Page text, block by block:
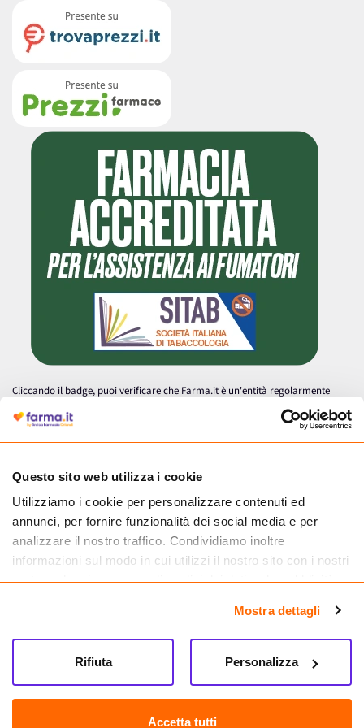
Questo sito web utilizza i cookie
Utilizziamo i cookie per personalizzare contenuti ed
annunci, per fornire funzionalità dei social media e per
analizzare il nostro traffico. Condividiamo inoltre
informazioni sul modo in cui utilizzi il nostro sito con i nostri
partner che si occupano di analisi dei dati web, pubblicità e
informazioni che hai fornito loro o che hanno raccolto dal
tuo utilizzo dei loro servizi.
Mostra dettagli
Accetta tutti
Personalizza
Rifiuta
Cliccando il badge, puoi verificare che Farma.it è un'entità regolarmente
autorizzata dal Ministero della Salute a effettuare la vendita online di
medicinali.
Farma.it S.a.s. P. IVA 07417261216 REA: NA-884088
CREDITS
Sede legale Via delle Repubbliche Marinare 128, 80147 Napoli